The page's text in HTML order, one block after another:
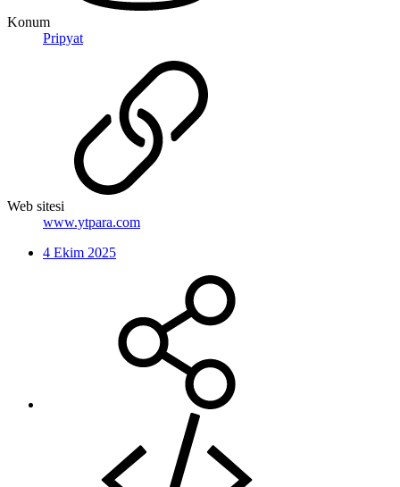
Konum
Pripyat
Web sitesi
www.ytpara.com
4 Ekim 2025